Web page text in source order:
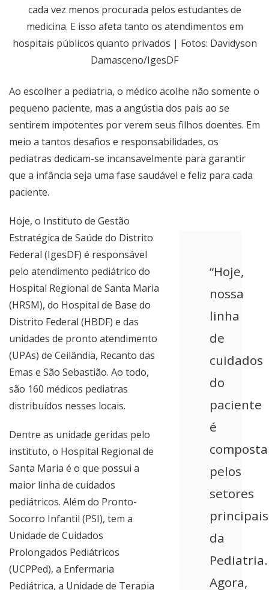
cada vez menos procurada pelos estudantes de
medicina. E isso afeta tanto os atendimentos em
hospitais públicos quanto privados | Fotos: Davidyson
Damasceno/IgesDF
Ao escolher a pediatria, o médico acolhe não somente o
pequeno paciente, mas a angústia dos pais ao se
sentirem impotentes por verem seus filhos doentes. Em
meio a tantos desafios e responsabilidades, os
pediatras dedicam-se incansavelmente para garantir
que a infância seja uma fase saudável e feliz para cada
paciente.
“Hoje,
nossa
linha
de
cuidados
do
paciente
é
composta
pelos
setores
principais
da
Pediatria.
Agora,
Hoje, o Instituto de Gestão
Estratégica de Saúde do Distrito
Federal (IgesDF) é responsável
pelo atendimento pediátrico do
Hospital Regional de Santa Maria
(HRSM), do Hospital de Base do
Distrito Federal (HBDF) e das
unidades de pronto atendimento
(UPAs) de Ceilândia, Recanto das
Emas e São Sebastião. Ao todo,
são 160 médicos pediatras
distribuídos nesses locais.
Dentre as unidade geridas pelo
instituto, o Hospital Regional de
Santa Maria é o que possui a
maior linha de cuidados
pediátricos. Além do Pronto-
Socorro Infantil (PSI), tem a
Unidade de Cuidados
Prolongados Pediátricos
(UCPPed), a Enfermaria
Pediátrica, a Unidade de Terapia